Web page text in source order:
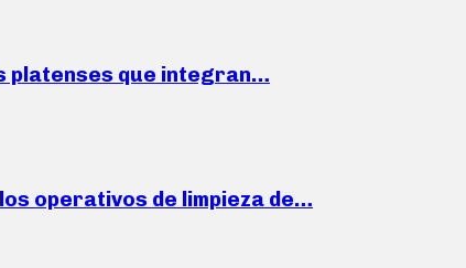
platenses que integran…
operativos de limpieza de…